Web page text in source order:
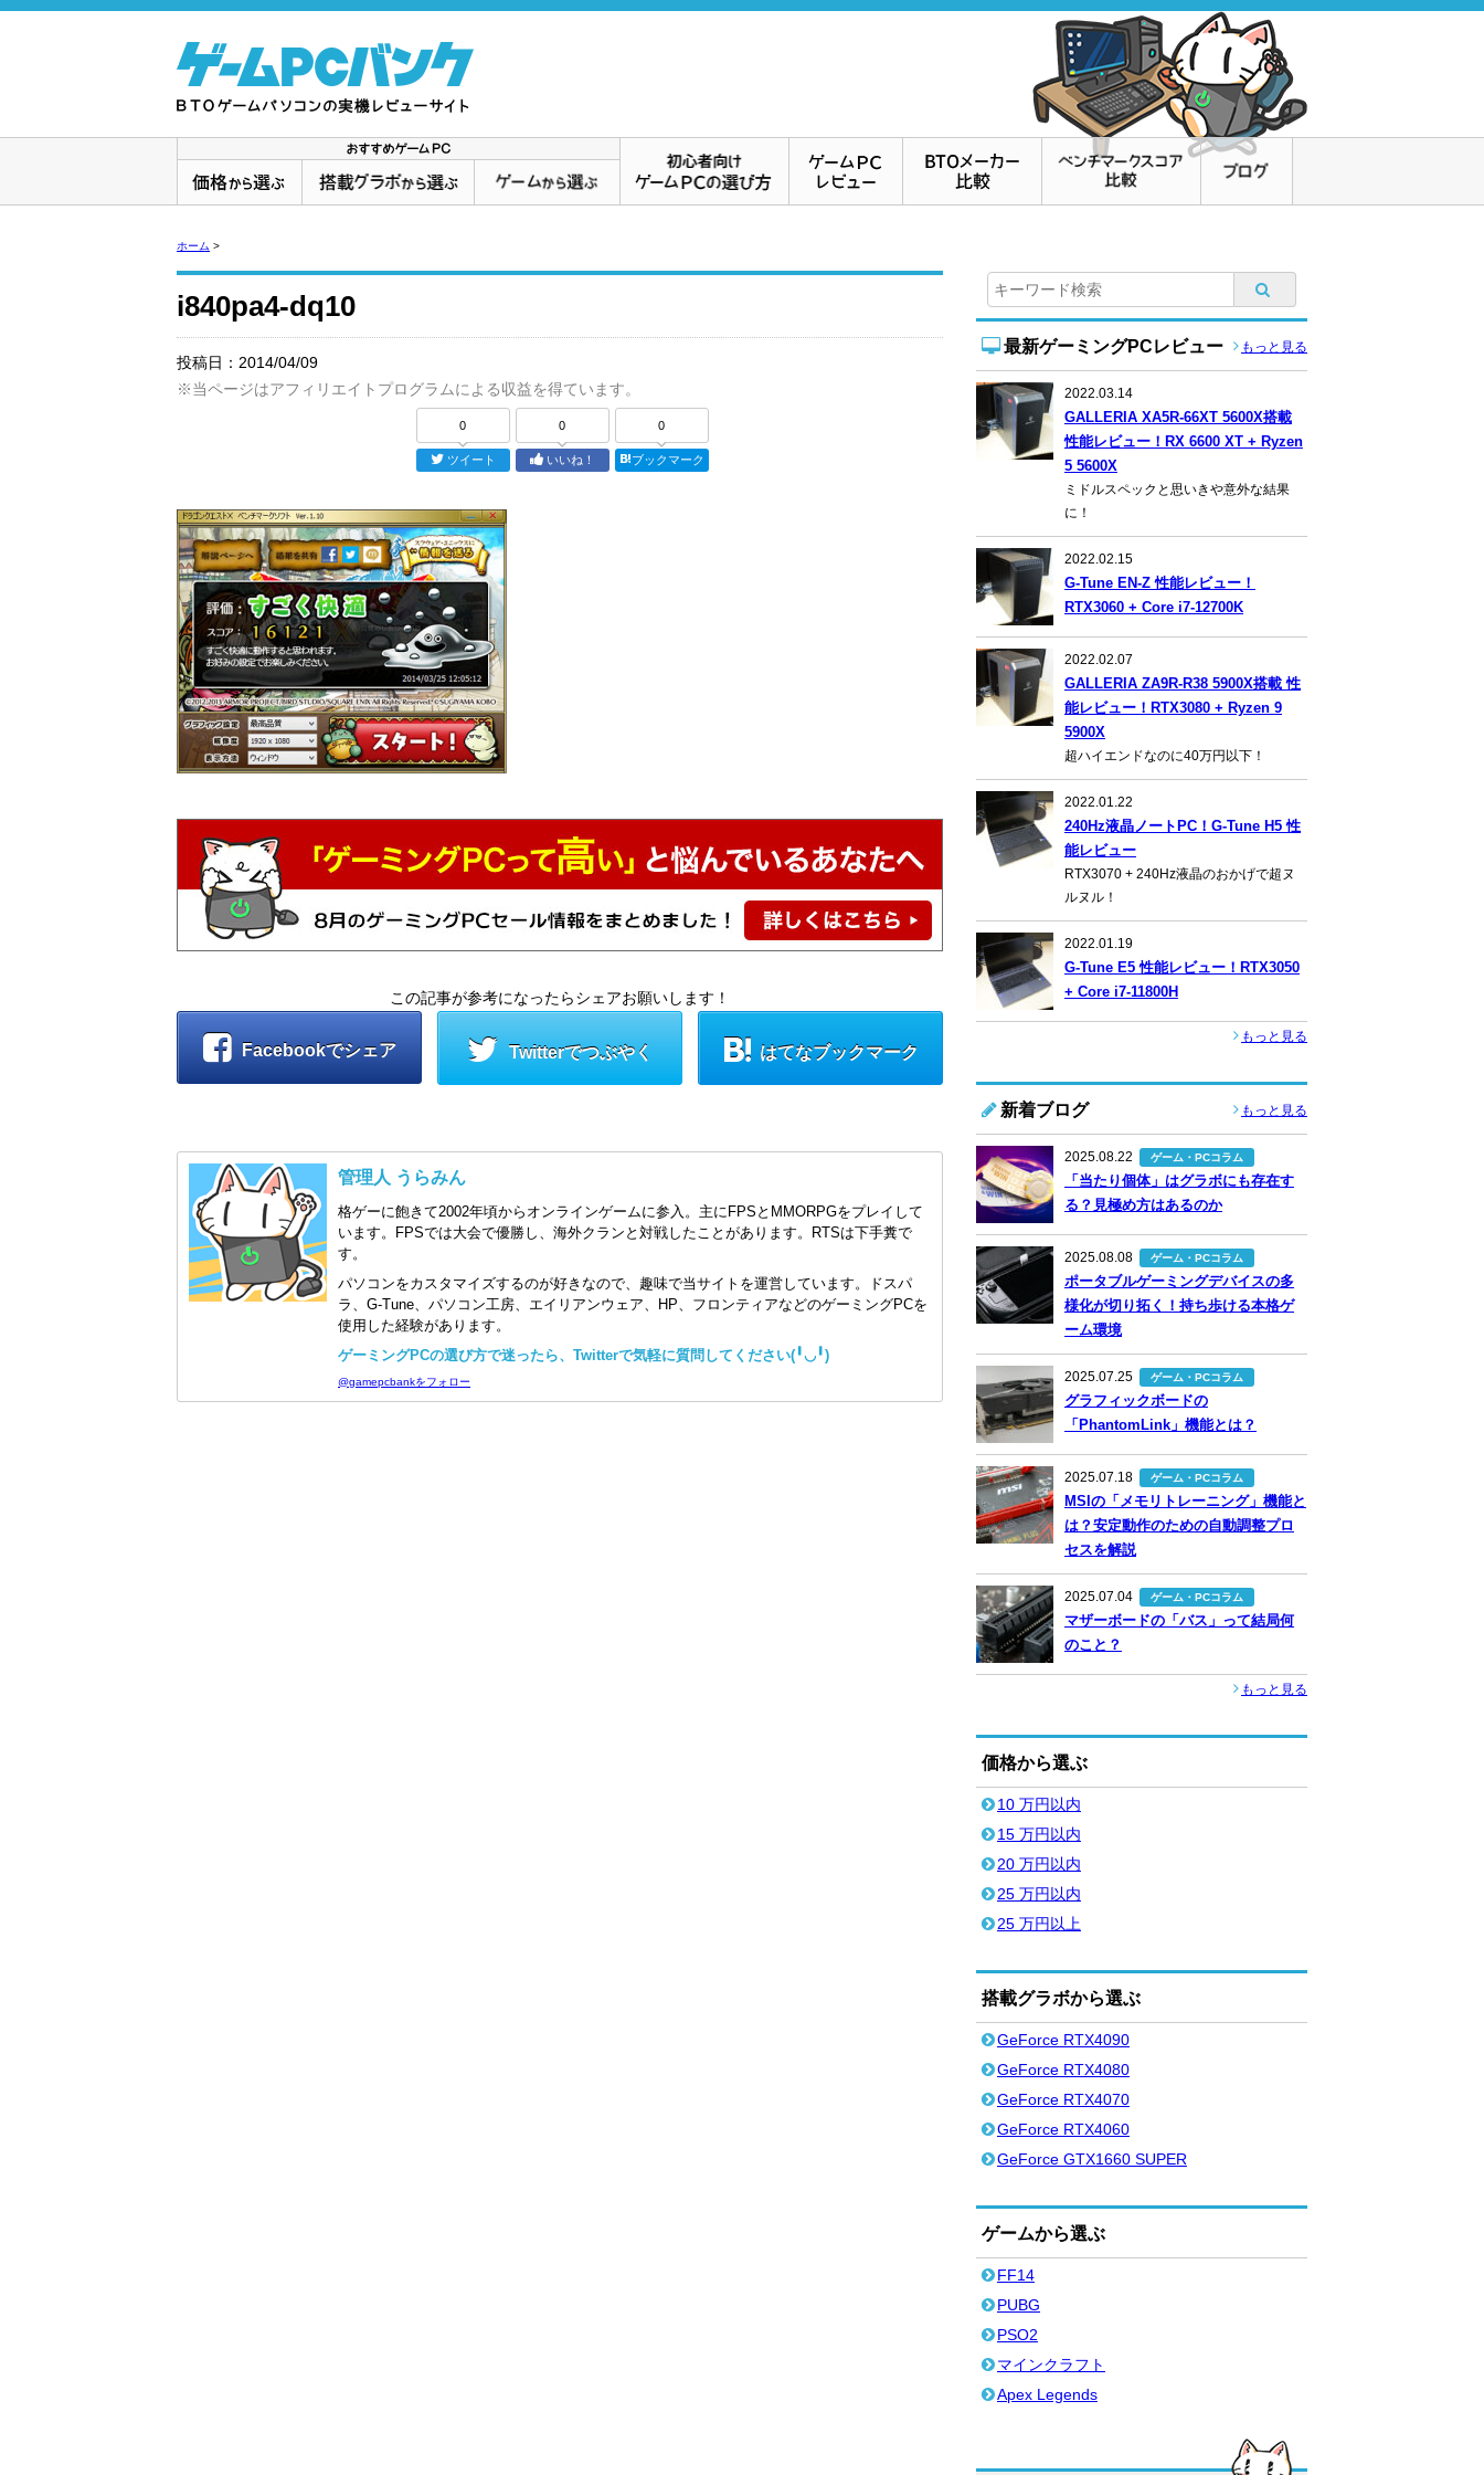
ホーム >
i840pa4-dq10
投稿日： 2014/04/09
※当ページはアフィリエイトプログラムによる収益を得ています。
0
ツイート
0
いいね！
0
ブックマーク
この記事が参考になったらシェアお願いします！
Facebookでシェア Twitterでつぶやく はてなブックマーク
管理人 うらみん
格ゲーに飽きて2002年頃からオンラインゲームに参入。主にFPSとMMORPGをプレイして
います。FPSでは大会で優勝し、海外クランと対戦したことがあります。RTSは下手糞で
す。
パソコンをカスタマイズするのが好きなので、趣味で当サイトを運営しています。ドスパ
ラ、G-Tune、パソコン工房、エイリアンウェア、HP、フロンティアなどのゲーミングPCを
使用した経験があります。
ゲーミングPCの選び方で迷ったら、Twitterで気軽に質問してください(╹◡╹)
@gamepcbankをフォロー
最新ゲーミングPCレビュー もっと見る
2022.03.14
GALLERIA XA5R-66XT 5600X搭載
性能レビュー！RX 6600 XT + Ryzen
5 5600X
ミドルスペックと思いきや意外な結果
に！
2022.02.15
G-Tune EN-Z 性能レビュー！
RTX3060 + Core i7-12700K
2022.02.07
GALLERIA ZA9R-R38 5900X搭載 性
能レビュー！RTX3080 + Ryzen 9
5900X
超ハイエンドなのに40万円以下！
2022.01.22
240Hz液晶ノートPC！G-Tune H5 性
能レビュー
RTX3070 + 240Hz液晶のおかげで超ヌ
ルヌル！
2022.01.19
G-Tune E5 性能レビュー！RTX3050
+ Core i7-11800H
もっと見る
新着ブログ もっと見る
2025.08.22 ゲーム・PCコラム
「当たり個体」はグラボにも存在す
る？見極め方はあるのか
2025.08.08 ゲーム・PCコラム
ポータブルゲーミングデバイスの多
様化が切り拓く！持ち歩ける本格ゲ
ーム環境
2025.07.25 ゲーム・PCコラム
グラフィックボードの
「PhantomLink」機能とは？
2025.07.18 ゲーム・PCコラム
MSIの「メモリトレーニング」機能と
は？安定動作のための自動調整プロ
セスを解説
2025.07.04 ゲーム・PCコラム
マザーボードの「バス」って結局何
のこと？
もっと見る
価格から選ぶ
10 万円以内
15 万円以内
20 万円以内
25 万円以内
25 万円以上
搭載グラボから選ぶ
GeForce RTX4090
GeForce RTX4080
GeForce RTX4070
GeForce RTX4060
GeForce GTX1660 SUPER
ゲームから選ぶ
FF14
PUBG
PSO2
マインクラフト
Apex Legends